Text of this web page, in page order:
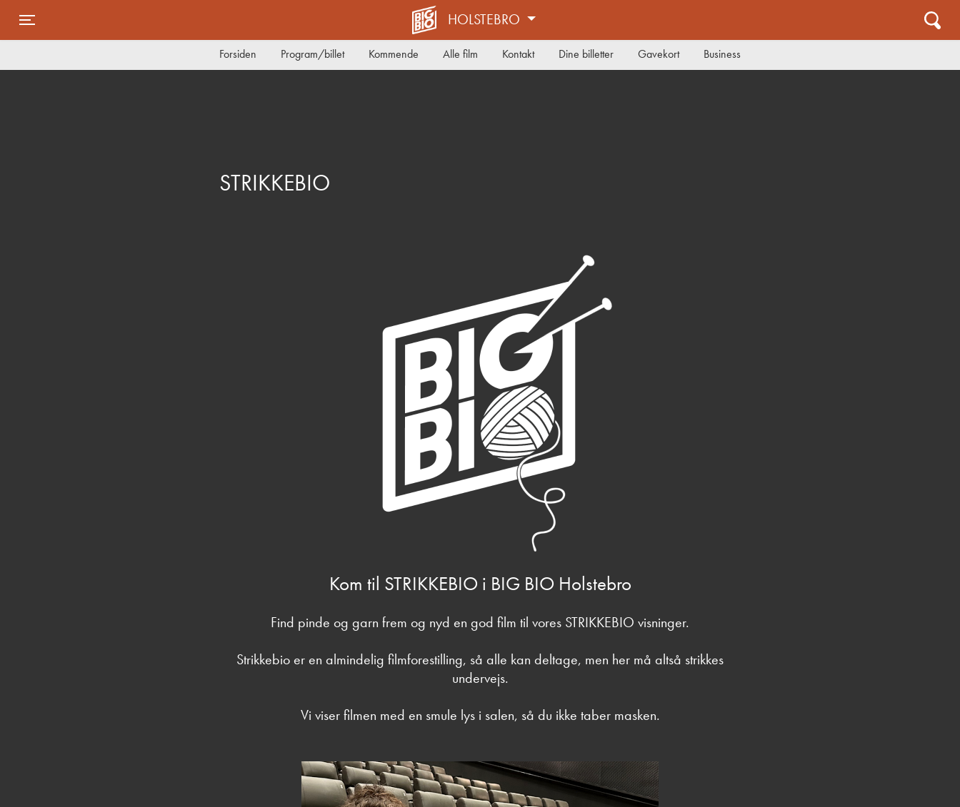
HOLSTEBRO
Forsiden Program/billet Kommende Alle film Kontakt Dine billetter Gavekort Business
STRIKKEBIO
Kom til STRIKKEBIO i BIG BIO Holstebro
Find pinde og garn frem og nyd en god film til vores STRIKKEBIO visninger.
Strikkebio er en almindelig filmforestilling, så alle kan deltage, men her må altså strikkes
undervejs.
Vi viser filmen med en smule lys i salen, så du ikke taber masken.